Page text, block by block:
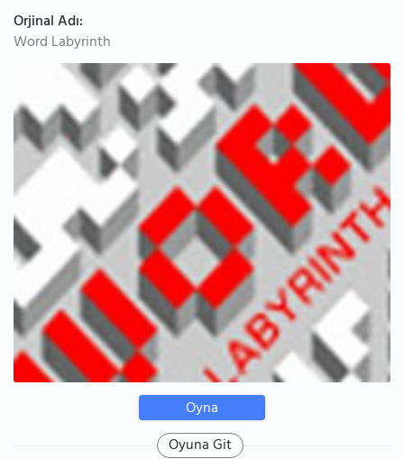
Orjinal Adı:
Word Labyrinth
Oyna
Oyuna Git